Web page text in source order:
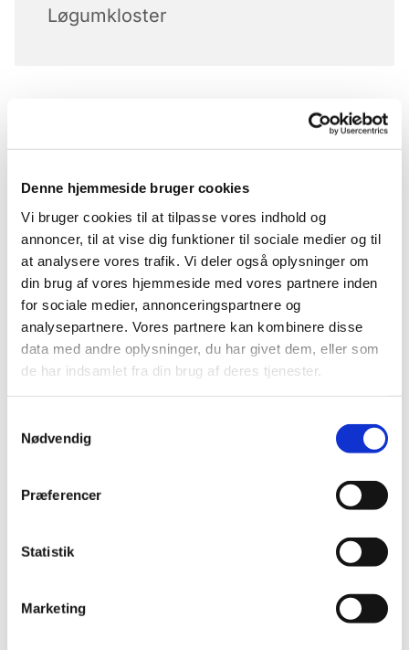
Denne hjemmeside bruger cookies
Vi bruger cookies til at tilpasse vores indhold og
annoncer, til at vise dig funktioner til sociale medier og til
at analysere vores trafik. Vi deler også oplysninger om
din brug af vores hjemmeside med vores partnere inden
for sociale medier, annonceringspartnere og
analysepartnere. Vores partnere kan kombinere disse
data med andre oplysninger, du har givet dem, eller som
de har indsamlet fra din brug af deres tjenester.
Nødvendig
Præferencer
Statistik
Marketing
Løgumkloster
Kom til aftensang i kirken - den bedste måde at
Hver aften på alle hverdage har vi aftensang i
Løgumkloster kirke kl.17.30.
Her hører vi musik, synger et par salmer og beder
en bøn. Det er en stund for ro, refleksion og med
mulighed for at få skuldrene ned.
Om onsdagen er det med altergang, og her vil
enten kirkens præster eller kursuslederne fra FUV
stå for aftensangen.